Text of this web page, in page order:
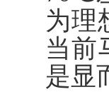
为理
当前
是显